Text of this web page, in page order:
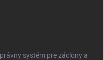
systém pre záclony a